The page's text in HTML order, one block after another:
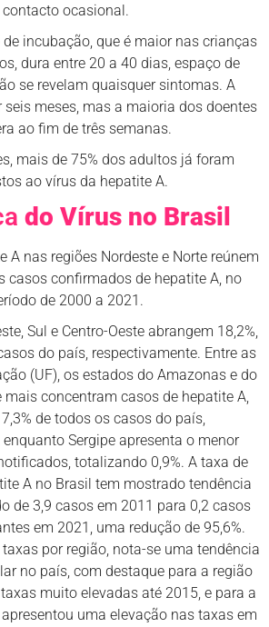
contacto ocasional.
incubação, que é maior nas crianças
dura entre 20 a 40 dias, espaço de
se revelam quaisquer sintomas. A
meses, mas a maioria dos doentes
ao fim de três semanas.
mais de 75% dos adultos já foram
ao vírus da hepatite A.
do Vírus no Brasil
A nas regiões Nordeste e Norte reúnem
casos confirmados de hepatite A, no
de 2000 a 2021.
Sul e Centro-Oeste abrangem 18,2%,
do país, respectivamente. Entre as
(UF), os estados do Amazonas e do
mais concentram casos de hepatite A,
de todos os casos do país,
Sergipe apresenta o menor
totalizando 0,9%. A taxa de
A no Brasil tem mostrado tendência
de 3,9 casos em 2011 para 0,2 casos
em 2021, uma redução de 95,6%.
por região, nota-se uma tendência
no país, com destaque para a região
muito elevadas até 2015, e para a
uma elevação nas taxas em